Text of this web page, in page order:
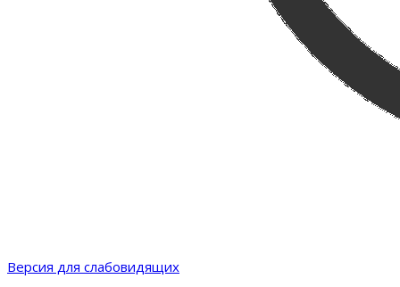
Версия для слабовидящих